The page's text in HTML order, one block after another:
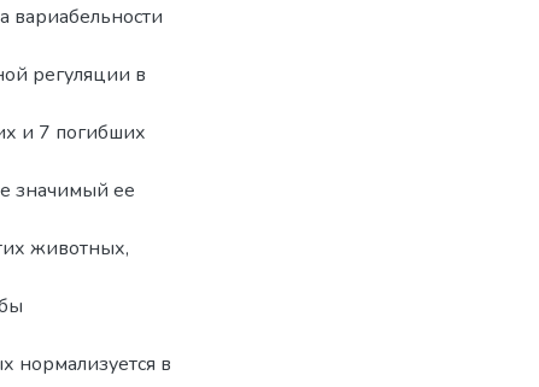
вариабельности
регуляции в
и 7 погибших
значимый ее
животных,
нормализуется в